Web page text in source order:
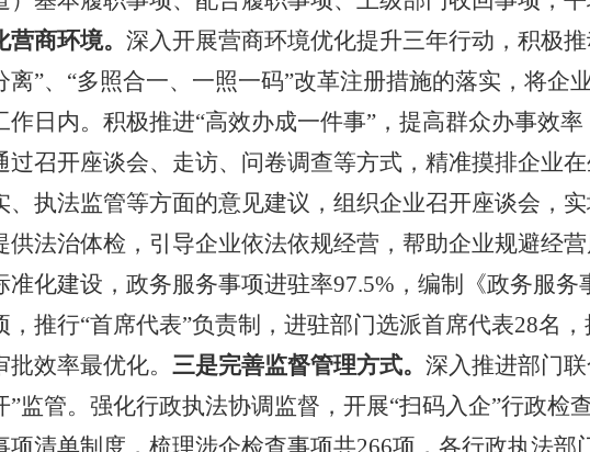
营商环境。 深入开展营商环境优化提升三年行动，积极推
离”、“多照合一、一照一码”改革注册措施的落实，将企
作日内。积极推进“高效办成一件事”，提高群众办事效
过召开座谈会、走访、问卷调查等方式，精准摸排企业
、执法监管等方面的意见建议，组织企业召开座谈会，
供法治体检，引导企业依法依规经营，帮助企业规避经营
准化建设，政务服务事项进驻率97.5% ，编制《政务服务
，推行“首席代表”负责制，进驻部门选派首席代表28名，
批效率最优化。 三是完善监督管理方式。 深入推进部门
”监管。 强化行政执法协调监督，开展“扫码入企”行政检
项清单制度，梳理涉企检查事项共266项，各行政执法部